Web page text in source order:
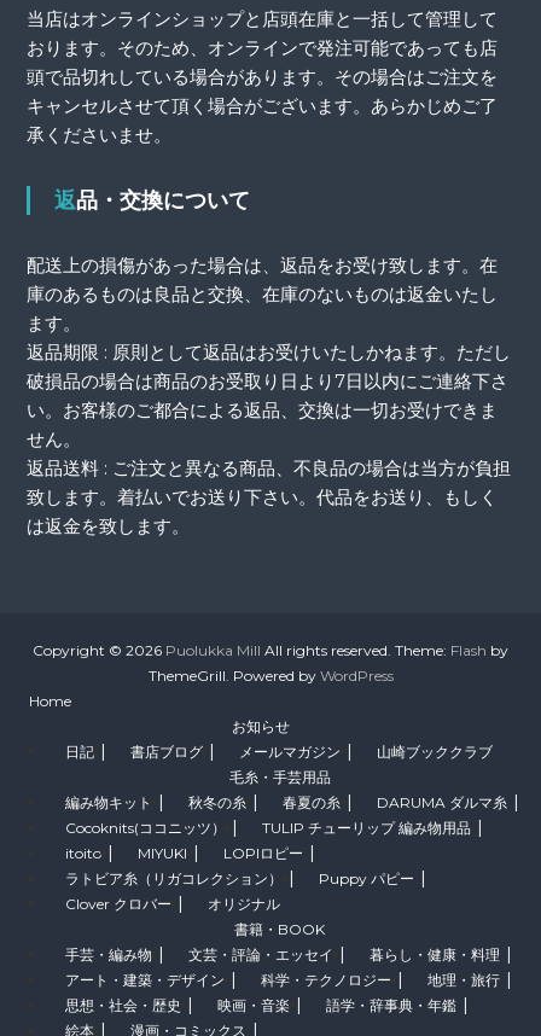
当店はオンラインショップと店頭在庫と一括して管理して
おります。そのため、オンラインで発注可能であっても店
頭で品切れしている場合があります。その場合はご注文を
キャンセルさせて頂く場合がございます。あらかじめご了
承くださいませ。
返品・交換について
配送上の損傷があった場合は、返品をお受け致します。在
庫のあるものは良品と交換、在庫のないものは返金いたし
ます。
返品期限 : 原則として返品はお受けいたしかねます。ただし
破損品の場合は商品のお受取り日より7日以内にご連絡下さ
い。お客様のご都合による返品、交換は一切お受けできま
せん。
返品送料 : ご注文と異なる商品、不良品の場合は当方が負担
致します。着払いでお送り下さい。代品をお送り、もしく
は返金を致します。
Copyright © 2026 Puolukka Mill All rights reserved. Theme: Flash by
ThemeGrill. Powered by WordPress
Home
お知らせ
日記
書店ブログ メールマガジン
山崎ブッククラブ
毛糸・手芸用品
編み物キット
秋冬の糸 春夏の糸
DARUMA ダルマ糸
Cocoknits(ココニッツ）
TULIP チューリップ 編み物用品
itoito
MIYUKI
LOPIロピー
ラトビア糸（リガコレクション）
Puppy パピー
Clover クロバー
オリジナル
書籍・BOOK
手芸・編み物
文芸・評論・エッセイ
暮らし・健康・料理
アート・建築・デザイン
科学・テクノロジー
地理・旅行
思想・社会・歴史
映画・音楽
語学・辞事典・年鑑
絵本
漫画・コミックス